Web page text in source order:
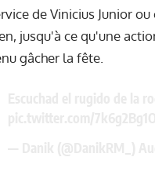
de Vinicius Junior
jusqu'à ce qu'une
gâcher la fête.